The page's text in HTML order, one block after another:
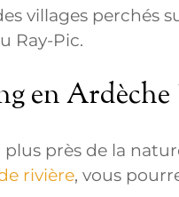
villages perchés
Ray-Pic.
en Ardèche
près de la
rivière, vous